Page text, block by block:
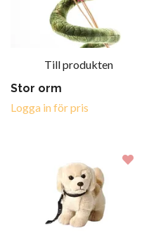
Till produkten
Stor orm
Logga in för pris